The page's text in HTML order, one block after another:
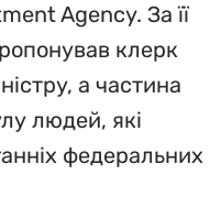
Agency. За її
клерк
а частина
людей, які
федеральних